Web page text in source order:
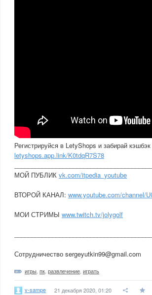
Регистрируйся в LetyShops и забирай
letyshops.app.link/K0tdqR7S78
МОЙ ПУБЛИК vk.com/itpedia_youtube
ВТОРОЙ КАНАЛ: www.youtube.com/channel/
МОИ СТРИМЫ www.twitch.tv/jolygolf
Сотрудничество sergeyutkin99@gmail.com
игры пк развлечение играть
v-sampe 21 декабря 2020, 01:20